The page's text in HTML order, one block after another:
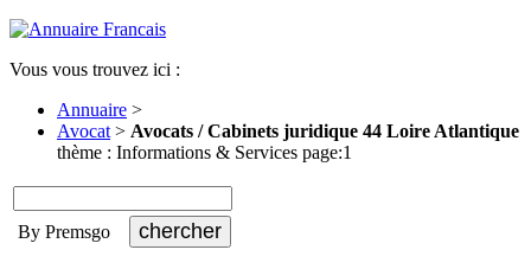
Vous vous trouvez ici :
Annuaire >
Avocat > Avocats / Cabinets juridique 44 Loire Atlantique
thème : Informations & Services page:1
By Premsgo